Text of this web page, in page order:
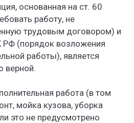
основанная на ст. 60
работу, не
трудовым договором) и
РФ (порядок возложения
работы), является
верной.
работа (в том
мойка кузова, уборка
это не предусмотрено